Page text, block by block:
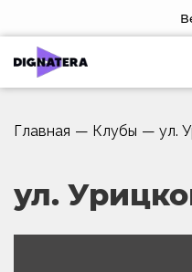
Главная — Клубы — ул.
ул.